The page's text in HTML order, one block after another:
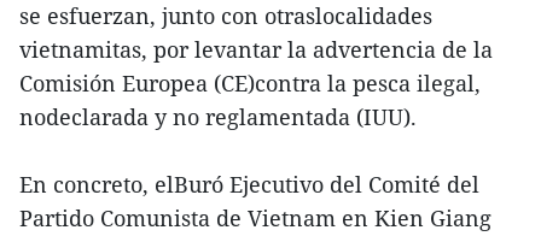
se esfuerzan, junto con otraslocalidades
vietnamitas, por levantar la advertencia de la
Comisión Europea (CE)contra la pesca ilegal,
nodeclarada y no reglamentada (IUU).
En concreto, elBuró Ejecutivo del Comité del
Partido Comunista de Vietnam en Kien Giang